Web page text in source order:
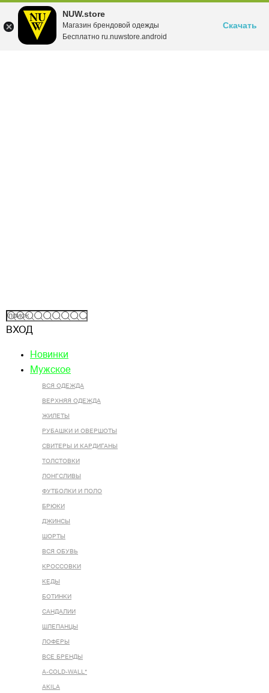
NUW.store
Магазин брендовой одежды
Бесплатно ru.nuwstore.android
Скачать
ВХОД
Новинки
Мужское
ВСЯ ОДЕЖДА
ВЕРХНЯЯ ОДЕЖДА
ЖИЛЕТЫ
РУБАШКИ И ОВЕРШОТЫ
СВИТЕРЫ И КАРДИГАНЫ
ТОЛСТОВКИ
ЛОНГСЛИВЫ
ФУТБОЛКИ И ПОЛО
БРЮКИ
ДЖИНСЫ
ШОРТЫ
ВСЯ ОБУВЬ
КРОССОВКИ
КЕДЫ
БОТИНКИ
САНДАЛИИ
ШЛЕПАНЦЫ
ЛОФЕРЫ
ВСЕ БРЕНДЫ
A-COLD-WALL*
AKILA